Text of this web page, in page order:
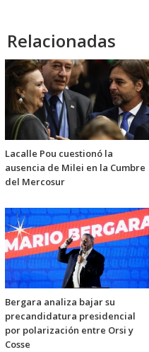
Relacionadas
Lacalle Pou cuestionó la
ausencia de Milei en la Cumbre
del Mercosur
Bergara analiza bajar su
precandidatura presidencial
por polarización entre Orsi y
Cosse